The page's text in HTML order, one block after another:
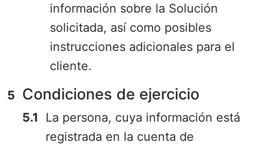
información sobre la Solución
solicitada, así como posibles
instrucciones adicionales para el
cliente.
Condiciones de ejercicio
La persona, cuya información está
registrada en la cuenta de